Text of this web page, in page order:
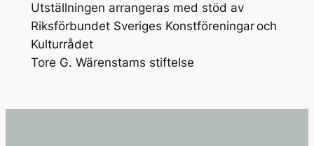
Utställningen arrangeras med stöd av
Riksförbundet Sveriges Konstföreningar och
Kulturrådet
Tore G. Wärenstams stiftelse